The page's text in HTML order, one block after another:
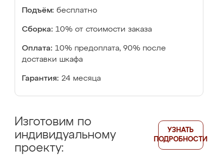
Подъём: бесплатно
Сборка: 10% от стоимости заказа
Оплата: 10% предоплата, 90% после
доставки шкафа
Гарантия: 24 месяца
Изготовим по
индивидуальному
проекту:
УЗНАТЬ
ПОДРОБНОСТИ